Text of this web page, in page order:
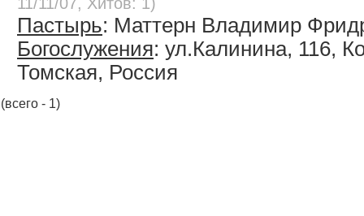
Пастырь: Маттерн Владимир
Богослужения: ул.Калинина, 116,
Томская, Россия
(всего - 1)